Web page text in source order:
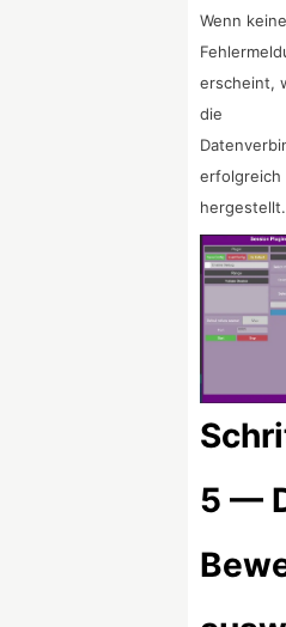
Wenn keine
erscheint,
die
erfolgreich
hergestellt.
5 —